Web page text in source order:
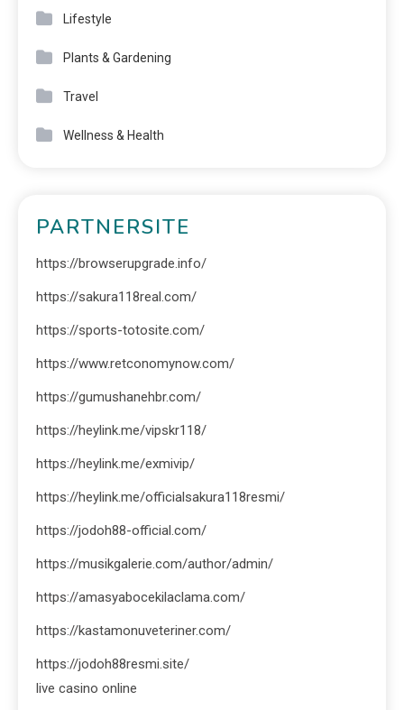
Lifestyle
Plants & Gardening
Travel
Wellness & Health
PARTNERSITE
https://browserupgrade.info/
https://sakura118real.com/
https://sports-totosite.com/
https://www.retconomynow.com/
https://gumushanehbr.com/
https://heylink.me/vipskr118/
https://heylink.me/exmivip/
https://heylink.me/officialsakura118resmi/
https://jodoh88-official.com/
https://musikgalerie.com/author/admin/
https://amasyabocekilaclama.com/
https://kastamonuveteriner.com/
https://jodoh88resmi.site/
live casino online